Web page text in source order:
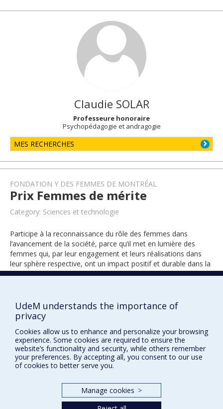
Claudie SOLAR
Professeure honoraire
Psychopédagogie et andragogie
MES RECHERCHES
FONDATION Y DES FEMMES DE MONTRÉAL
Prix Femmes de mérite
Category: Sciences et technologie
Participe à la reconnaissance du rôle des femmes dans
l’avancement de la société, parce qu’il met en lumière des
femmes qui, par leur engagement et leurs réalisations dans
leur sphère respective, ont un impact positif et durable dans la
société.
UdeM understands the importance of
privacy
Cookies allow us to enhance and personalize your browsing
experience. Some cookies are required to ensure the
website’s functionality and security, while others remember
your preferences. By accepting all, you consent to our use
of cookies to better serve you.
Manage cookies >